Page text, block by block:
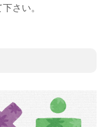
さい。